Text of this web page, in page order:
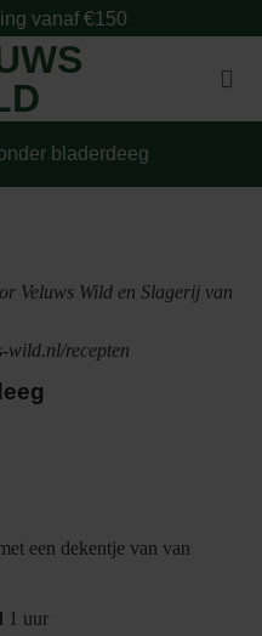
vanaf €150
bladerdeeg
Veluws Wild en Slagerij van
wild.nl/recepten
een dekentje van van
1 uur
uur